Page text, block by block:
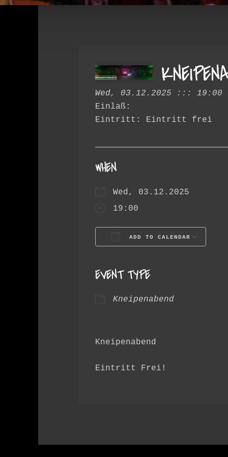
Wed, 03.12.2025 ::: 19:00
Einlaß:
Eintritt: Eintritt frei
WHEN
Wed, 03.12.2025
19:00
ADD TO CALENDAR
EVENT TYPE
Kneipenabend
Kneipenabend
Eintritt Frei!